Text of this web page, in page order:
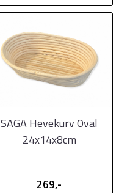
SAGA Hevekurv Oval
24x14x8cm
269,-